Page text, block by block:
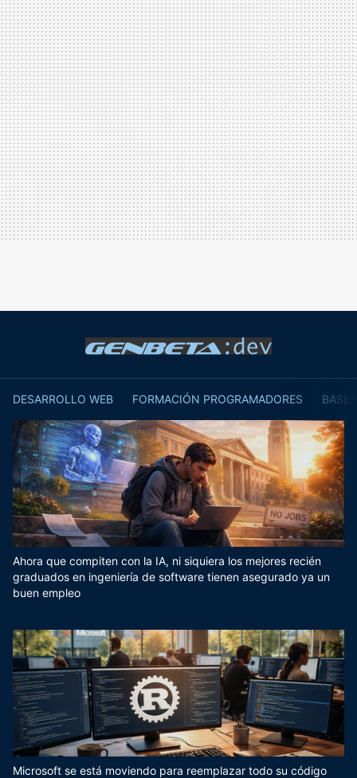
DESARROLLO WEB FORMACIÓN PROGRAMADORES
Ahora que compiten con la IA, ni siquiera los mejores recién
graduados en ingeniería de software tienen asegurado ya un
buen empleo
Microsoft se está moviendo para reemplazar todo su código